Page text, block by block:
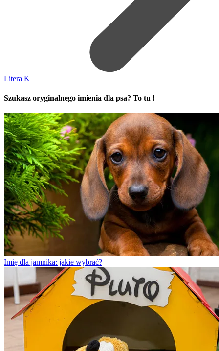
Litera K
Szukasz oryginalnego imienia dla psa? To tu !
Imię dla jamnika: jakie wybrać?